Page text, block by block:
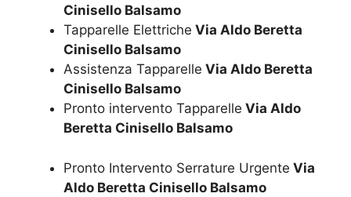
Cinisello Balsamo
Tapparelle Elettriche Via Aldo Beretta
Cinisello Balsamo
Assistenza Tapparelle Via Aldo Beretta
Cinisello Balsamo
Pronto intervento Tapparelle Via Aldo
Beretta Cinisello Balsamo
Pronto Intervento Serrature Urgente Via
Aldo Beretta Cinisello Balsamo